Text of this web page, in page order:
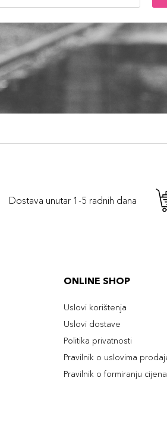
Dostava unutar 1-5 radnih dana
ONLINE SHOP
Uslovi korištenja
Uslovi dostave
Politika privatnosti
Pravilnik o uslovima
Pravilnik o formiranju cijena